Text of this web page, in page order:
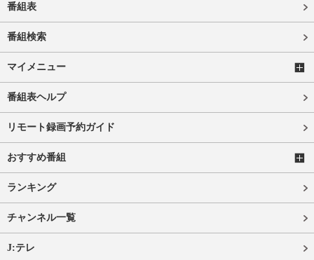
番組表
番組検索
マイメニュー
番組表ヘルプ
リモート録画予約ガイド
おすすめ番組
ランキング
チャンネル一覧
J:テレ